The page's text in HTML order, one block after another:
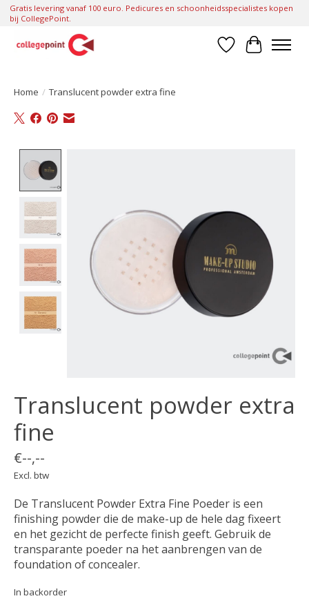
Gratis levering vanaf 100 euro. Pedicures en schoonheidsspecialistes kopen
bij CollegePoint.
Verlanglijst
Home / Translucent powder extra fine
Translucent powder extra
fine
€--,--
Excl. btw
De Translucent Powder Extra Fine Poeder is een
finishing powder die de make-up de hele dag fixeert
en het gezicht de perfecte finish geeft. Gebruik de
transparante poeder na het aanbrengen van de
foundation of concealer.
In backorder